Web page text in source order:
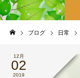
ブログ 日常
12月
02
2019